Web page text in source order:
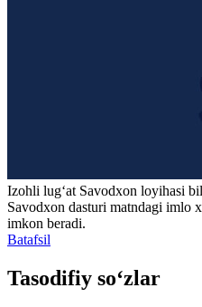
Izohli lugʻat Savodxon loyihasi
Savodxon dasturi matndagi imlo
imkon beradi.
Batafsil
Tasodifiy so‘zlar